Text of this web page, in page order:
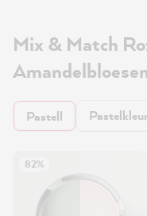
Mix & Match
Pastell
82%